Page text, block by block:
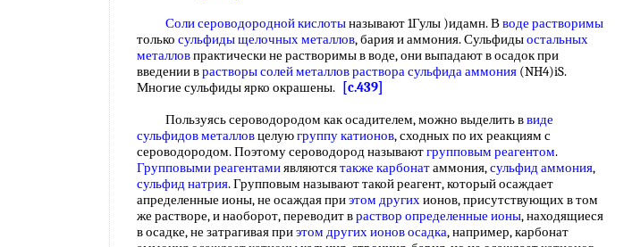
Соли сероводородной кислотыназывают 1Гулы )идамн. Вводе растворимы
только сульфиды щелочных металлов, бария и аммония. Сульфидыостальных
металловпрактически не растворимы в воде, они выпадают в осадок при
введении врастворы солей металлов растворасульфида аммония (NH4)iS.
Многие сульфиды ярко окрашены.
[c.439]
Пользуясь сероводородом как осадителем, можно выделить ввиде
сульфидов металловцелуюгруппу катионов, сходных по их реакциям с
сероводородом. Поэтому сероводород называютгрупповым реагентом.
Групповыми реагентамиявляютсятакже карбонатаммония,сульфид аммония,
сульфид натрия. Групповым называют такой реагент, который осаждает
апределенные ионы, не осаждая приэтом другихионов, присутствующих в том
же растворе, и наоборот, переводит враствор определенные ионы, находящиеся
в осадке, не затрагивая приэтом другихионов осадка, например, карбонат